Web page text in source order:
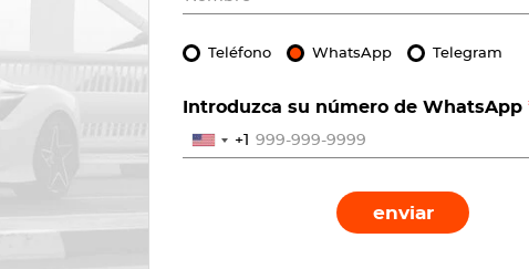
Teléfono WhatsApp Telegram
Introduzca su número de WhatsApp
+1
enviar